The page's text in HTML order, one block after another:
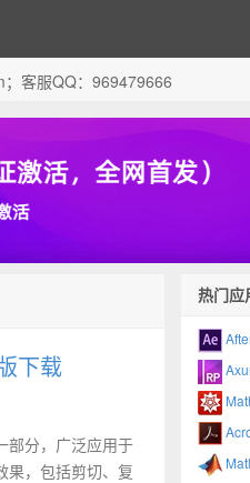
；客服QQ：969479666
下载
部分，广泛应用于
果，包括剪切、复
热门应